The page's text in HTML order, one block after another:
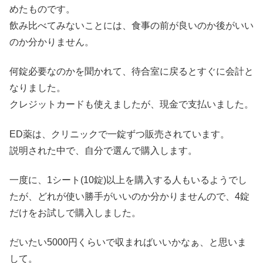
めたものです。
飲み比べてみないことには、食事の前が良いのか後がいい
のか分かりません。
何錠必要なのかを聞かれて、待合室に戻るとすぐに会計と
なりました。
クレジットカードも使えましたが、現金で支払いました。
ED薬は、クリニックで一錠ずつ販売されています。
説明された中で、自分で選んで購入します。
一度に、1シート(10錠)以上を購入する人もいるようでし
たが、どれが使い勝手がいいのか分かりませんので、4錠
だけをお試しで購入しました。
だいたい5000円くらいで収まればいいかなぁ、と思いま
して。